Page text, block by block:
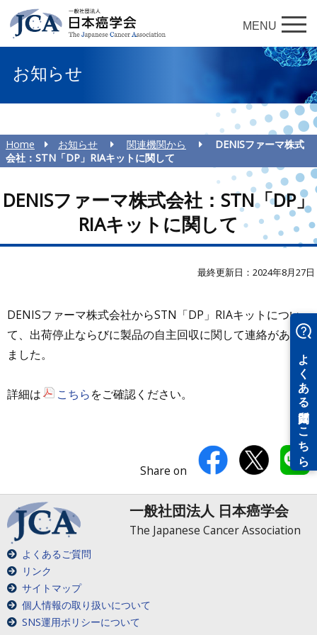
MENU
お知らせ
Home お知らせ 関連機関から
DENISファーマ株式
会社：STN「DP」RIAキットに関して
DENISファーマ株式会社：STN「DP」
RIAキットに関して
最終更新日：2024年8月27日
DENISファーマ株式会社からSTN「DP」RIAキットについ
て、出荷停止ならびに製品の自主回収に関して連絡があり
ました。
詳細は こちらをご確認ください。
Share on
一般社団法人 日本癌学会
The Japanese Cancer Association
よくあるご質問
リンク
サイトマップ
個人情報の取り扱いについて
SNS運用ポリシーについて